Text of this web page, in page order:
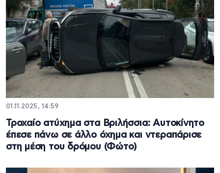
01.11.2025, 14:59
Τροχαίο ατύχημα στα Βριλήσσια: Αυτοκίνητο
έπεσε πάνω σε άλλο όχημα και ντεραπάρισε
στη μέση του δρόμου (Φώτο)